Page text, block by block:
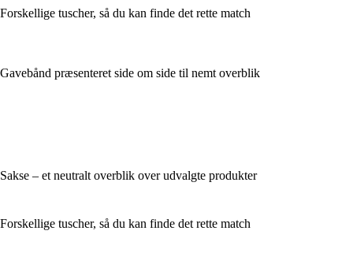
Forskellige tuscher, så du kan finde det rette match
Gavebånd præsenteret side om side til nemt overblik
Sakse – et neutralt overblik over udvalgte produkter
Forskellige tuscher, så du kan finde det rette match